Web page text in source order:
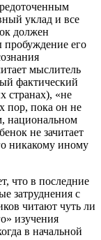
уклад и все
должен
пробуждение его
мыслитель
фактический
странах), «не
пор, пока он не
национальном
не зачитает
никакому иному
что в последние
затруднения с
читают чуть ли
изучения
в начальной